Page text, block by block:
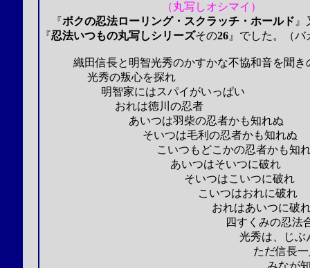
（丸写しオシマイ）
『ボクの忍法ローリング・スクラッチ・ホールド 』
『忍法いつもの丸写しシリーズその26 』でした 。（バ
織田信長と明智光秀のかすかな不協和音を聞き
光秀の叛心を探れ
明智家にはスパイがいっぱい
おれは徳川の忍者
あいつは羽柴の忍者かも知れぬ
そいつは毛利の忍者かも知れぬ
こいつもどこかの忍者かも知れ
あいつはそいつに破れ
そいつはこいつに破れ
こいつはおれに破れ
おれはあいつに破
四すくみの忍法合
光秀は、じぶんの謀叛を知
ただ信長一人だけ
みなが知っていることを